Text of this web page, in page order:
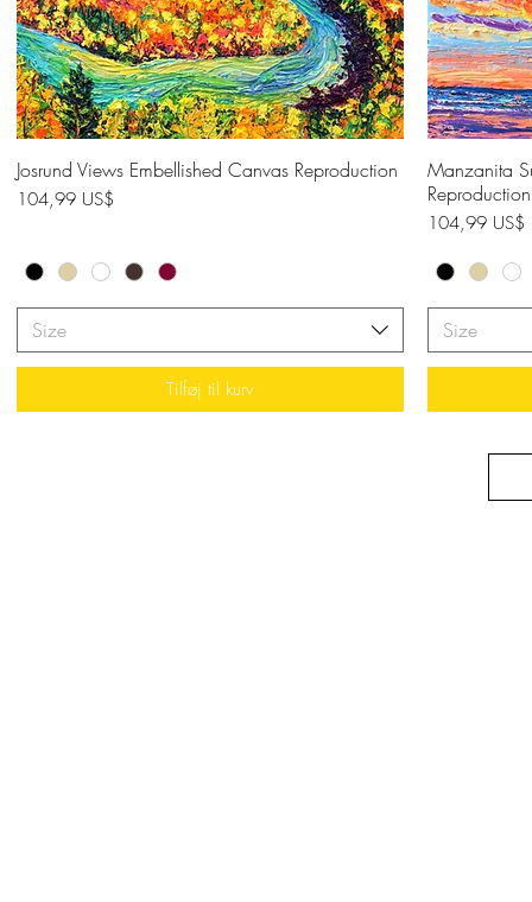
Hurtigvisning
Josrund Views Embellished Canvas Reproduction
Pris
104,99 US$
Size
Tilføj til kurv
Manzanita
Reproduction
Pris
104,99 US$
Size